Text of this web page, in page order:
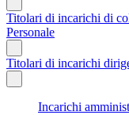
Titolari di incarichi di
Personale
Titolari di incarichi
Incarichi